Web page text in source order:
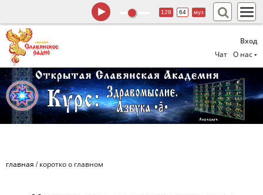
Вход
Чат
О нас
128 64 муз
главная / коротко о главном